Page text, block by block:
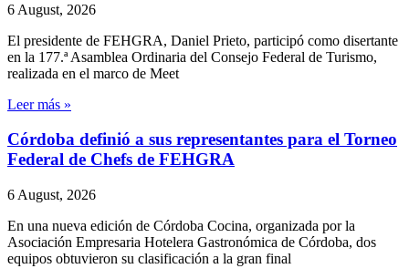
6 August, 2026
El presidente de FEHGRA, Daniel Prieto, participó como disertante
en la 177.ª Asamblea Ordinaria del Consejo Federal de Turismo,
realizada en el marco de Meet
Leer más »
Córdoba definió a sus representantes para el Torneo
Federal de Chefs de FEHGRA
6 August, 2026
En una nueva edición de Córdoba Cocina, organizada por la
Asociación Empresaria Hotelera Gastronómica de Córdoba, dos
equipos obtuvieron su clasificación a la gran final